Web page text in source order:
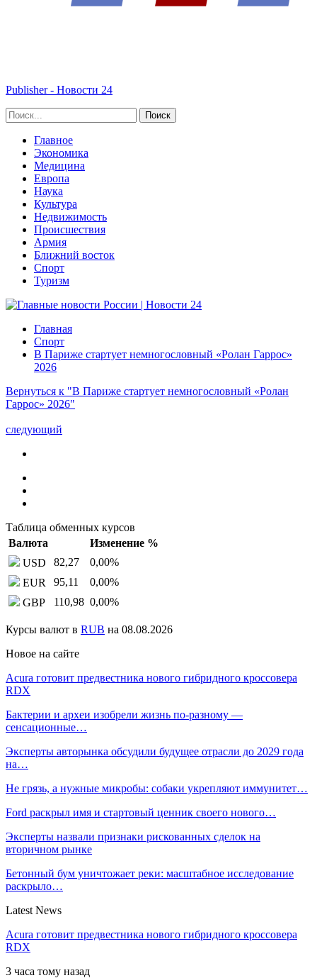
Publisher - Новости 24
Главное
Экономика
Медицина
Европа
Наука
Культура
Недвижимость
Происшествия
Армия
Ближний восток
Спорт
Туризм
Главная
Спорт
В Париже стартует немногословный «Ролан Гаррос»
2026
Вернуться к "В Париже стартует немногословный «Ролан
Гаррос» 2026"
следующий
Таблица обменных курсов
Валюта
Изменение %
USD
82,27 0,00%
EUR
95,11 0,00%
GBP
110,98 0,00%
Курсы валют в RUB на 08.08.2026
Новое на сайте
Acura готовит предвестника нового гибридного кроссовера
RDX
Бактерии и археи изобрели жизнь по-разному —
сенсационные…
Эксперты авторынка обсудили будущее отрасли до 2029 года
на…
Не грязь, а нужные микробы: собаки укрепляют иммунитет…
Ford раскрыл имя и стартовый ценник своего нового…
Эксперты назвали признаки рискованных сделок на
вторичном рынке
Бетонный бум уничтожает реки: масштабное исследование
раскрыло…
Latest News
Acura готовит предвестника нового гибридного кроссовера
RDX
3 часа тому назад